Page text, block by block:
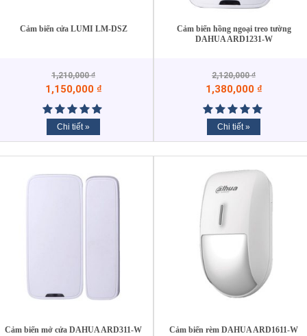
Cảm biến cửa LUMI LM-DSZ
1,210,000₫
1,150,000 ₫
Chi tiết »
Cảm biến hồng ngoại treo tường
DAHUA ARD1231-W
2,120,000₫
1,380,000 ₫
Chi tiết »
Cảm biến mở cửa DAHUA ARD311-W Cảm biến rèm DAHUA ARD1611-W